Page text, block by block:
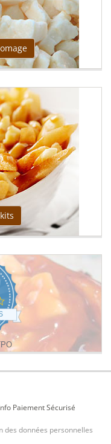
4.6
star
rating
Paiement Sécurisé
des données personnelles